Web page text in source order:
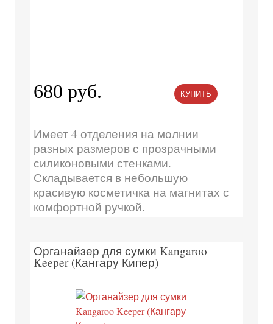
680 руб. КУПИТЬ
Имеет 4 отделения на молнии
разных размеров с прозрачными
силиконовыми стенками.
Складывается в небольшую
красивую косметичка на магнитах с
комфортной ручкой.
Органайзер для сумки Kangaroo
Keeper (Кангару Кипер)